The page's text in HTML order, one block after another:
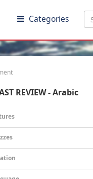
Categories
REVIEW - Arabic